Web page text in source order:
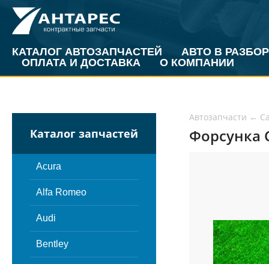
КАТАЛОГ АВТОЗАПЧАСТЕЙ
АВТО В РАЗБОР
ОПЛАТА И ДОСТАВКА
О КОМПАНИИ
Каталог запчастей
Acura
Alfa Romeo
Audi
Bentley
Автозапчасти ←
Форсунка